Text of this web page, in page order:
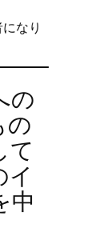
なり
の
の
て
中